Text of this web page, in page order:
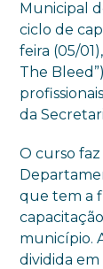
Municipal
ciclo de
feira (05/
The
da
O curso
que tem a
município.
dividida